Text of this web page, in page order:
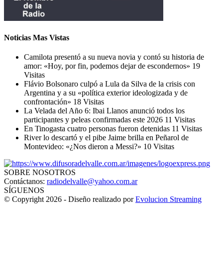
Noticias Mas Vistas
Camilota presentó a su nueva novia y contó su historia de
amor: «Hoy, por fin, podemos dejar de escondernos» 19
Visitas
Flávio Bolsonaro culpó a Lula da Silva de la crisis con
Argentina y a su «política exterior ideologizada y de
confrontación» 18 Visitas
La Velada del Año 6: Ibai Llanos anunció todos los
participantes y peleas confirmadas este 2026 11 Visitas
En Tinogasta cuatro personas fueron detenidas 11 Visitas
River lo descartó y el pibe Jaime brilla en Peñarol de
Montevideo: «¿Nos dieron a Messi?» 10 Visitas
SOBRE NOSOTROS
Contáctanos: radiodelvalle@yahoo.com.ar
SÍGUENOS
© Copyright 2026 - Diseño realizado porEvolucion Streaming